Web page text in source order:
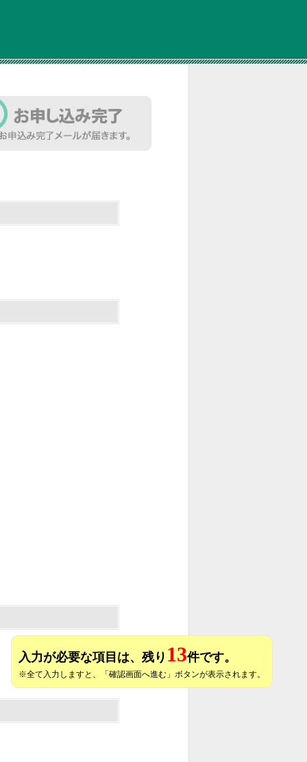
入力が必要な項目は、残り 13件です。
※全て入力しますと、「確認画面へ進む」ボタンが表示されます。